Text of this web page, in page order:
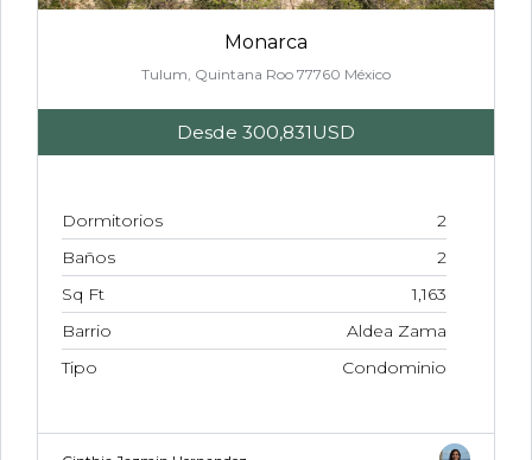
Monarca
Tulum, Quintana Roo 77760 México
Desde 300,831USD
Dormitorios
2
Baños
2
Sq Ft
1,163
Barrio
Aldea Zama
Tipo
Condominio